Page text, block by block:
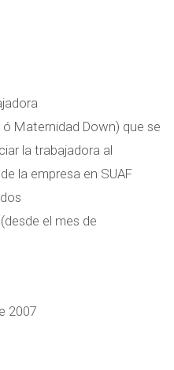
Maternidad Down) que se
la trabajadora al
la empresa en SUAF
el mes de
2007